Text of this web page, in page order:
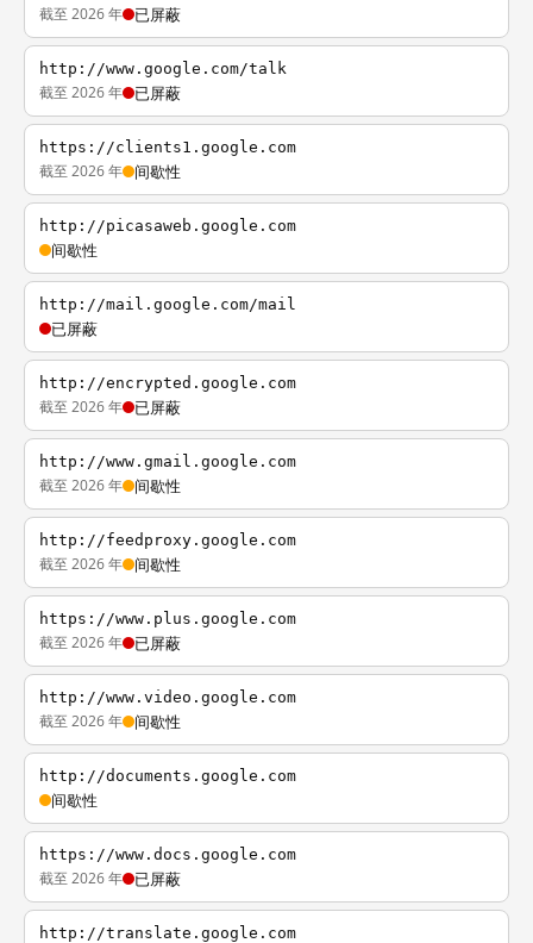
截至 2026 年 已屏蔽
http://www.google.com/talk
截至 2026 年 已屏蔽
https://clients1.google.com
截至 2026 年 间歇性
http://picasaweb.google.com
间歇性
http://mail.google.com/mail
已屏蔽
http://encrypted.google.com
截至 2026 年 已屏蔽
http://www.gmail.google.com
截至 2026 年 间歇性
http://feedproxy.google.com
截至 2026 年 间歇性
https://www.plus.google.com
截至 2026 年 已屏蔽
http://www.video.google.com
截至 2026 年 间歇性
http://documents.google.com
间歇性
https://www.docs.google.com
截至 2026 年 已屏蔽
http://translate.google.com